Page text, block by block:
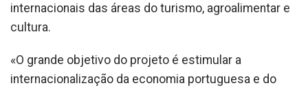
internacionais das áreas do turismo, agroalimentar e
cultura.
«O grande objetivo do projeto é estimular a
internacionalização da economia portuguesa e do